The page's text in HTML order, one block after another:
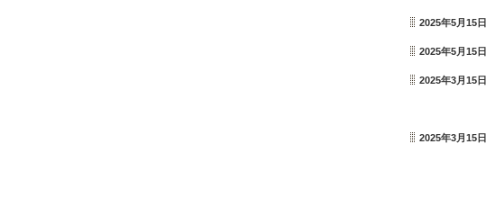
2025年5月15日
2025年5月15日
2025年3月15日
2025年3月15日